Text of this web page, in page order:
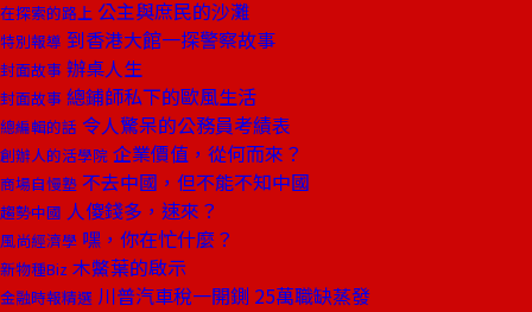
在探索的路上 公主與庶民的沙灘
特別報導 到香港大館一探警察故事
封面故事 辦桌人生
封面故事 總鋪師私下的歐風生活
總編輯的話 令人驚呆的公務員考績表
創辦人的活學院 企業價值，從何而來？
商場自慢塾 不去中國，但不能不知中國
趨勢中國 人傻錢多，速來？
風尚經濟學 嘿，你在忙什麼？
新物種Biz 木鱉葉的啟示
金融時報精選 川普汽車稅一開鍘 25萬職缺蒸發